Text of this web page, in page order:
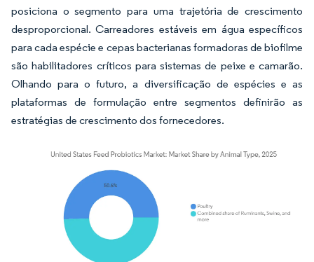
posiciona o segmento para uma trajetória de crescimento
desproporcional. Carreadores estáveis em água específicos
para cada espécie e cepas bacterianas formadoras de biofilme
são habilitadores críticos para sistemas de peixe e camarão.
Olhando para o futuro, a diversificação de espécies e as
plataformas de formulação entre segmentos definirão as
estratégias de crescimento dos fornecedores.